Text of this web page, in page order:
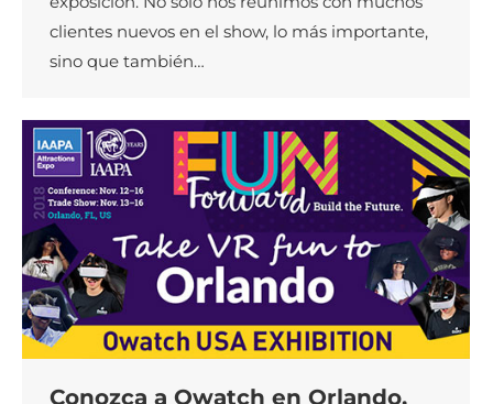
clientes nuevos en el show, lo más importante,
sino que también…
Conozca a Owatch en Orlando,